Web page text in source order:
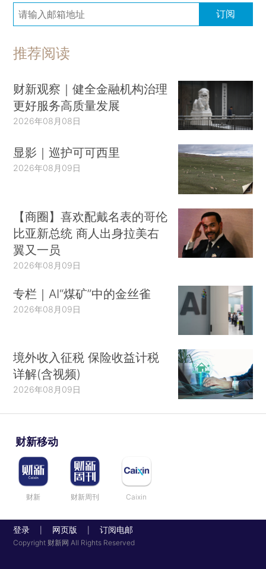
还逆市上涨。分析原因时，经济学家认为这主要跟
经济复苏预期、机构投资者大额赎回有关。近一个
理如何评判后市走势？
【数据推荐】
根据国信房地产信息网的数
据，11月北京二手房成交套数共14852套，相比低
迷的10月环比提高了23.1%。一些市场分析认为，
当前北京二手房成交处于相对稳定状态。点击查看
更多经济数据
据显示，2023年前11月全国累计电影票房收入达
509.03亿元，同比增长近八成。本月在新片的带动
下，贺岁档票房表现也在渐入佳境。
房数据吧
【更多荐读】
AI将为华尔街带来多少巨额利润？
订阅
推荐阅读
财新观察｜健全金融机构治理
更好服务高质量发展
2026年08月08日
显影｜巡护可可西里
2026年08月09日
【商圈】喜欢配戴名表的哥伦
比亚新总统 商人出身拉美右
翼又一员
2026年08月09日
专栏｜AI“煤矿”中的金丝雀
2026年08月09日
境外收入征税 保险收益计税
详解(含视频)
2026年08月09日
财新移动
财新 财新周刊 Caixin
登录 网页版 订阅电邮
Copyright 财新网 All Rights Reserved